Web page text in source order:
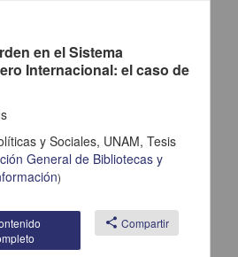
en el Sistema
Internacional: el caso de
y Sociales, UNAM, Tesis
General de Bibliotecas y
)
share Compartir